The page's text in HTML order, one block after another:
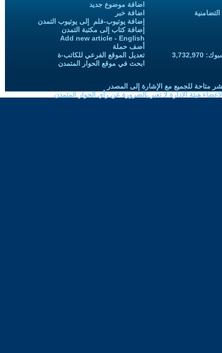
اضافة موضوع جديد
اضافة خبر
إضافة يوتيوب-فلم إلى يوتيوب التمدن
إضافة كتاب إلى مكتبة التمدن
Add new article - English
أضف حملة
تعديل الموقع الفرعي للكاتب-ة
ابحث في موقع الحوار المتمدن
متاحة للجميع مع الإشارة إلى المصدر
هيئة الادارة لا تعبر بالضرورة عن رأي الحوار المتمدن